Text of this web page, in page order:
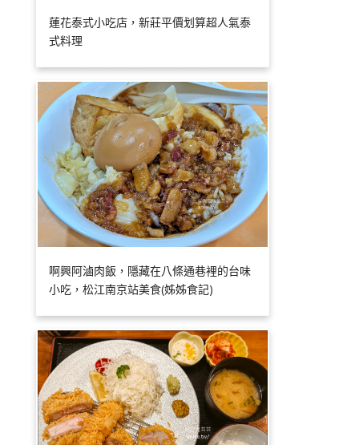
蓮花泰式小吃店，新莊平價划算超人氣泰
式料理
啊興阿滷肉飯，隱藏在八條通巷裡的台味
小吃，松江南京站美食(姊姊食記)